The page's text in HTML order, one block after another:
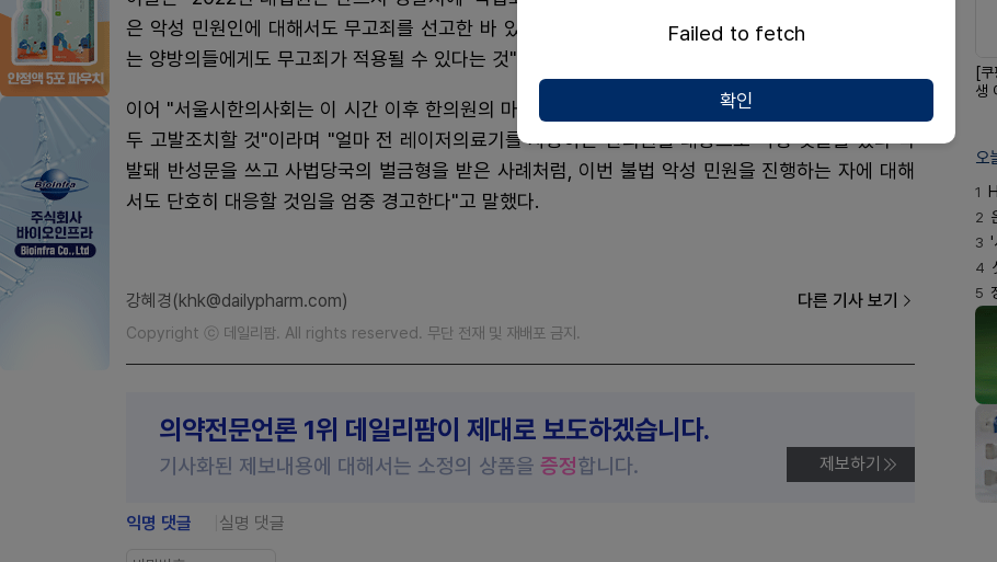
은 악성 민원인에 대해서도 무고죄를 선고한 바 있다"며 "이는 마취크림 사용에 대해 악성 민원을 넣
는 양방의들에게도 무고죄가 적용될 수 있다는 것"이라고 주장했다.
이어 "서울시한의사회는 이 시간 이후 한의원의 마취크림 사용에 대해 불법 악성 민원을 넣는 자는 모
두 고발조치할 것"이라며 "얼마 전 레이저의료기를 사용하는 한의원을 대상으로 악성 댓글을 썼다 적
발돼 반성문을 쓰고 사법당국의 벌금형을 받은 사례처럼, 이번 불법 악성 민원을 진행하는 자에 대해
서도 단호히 대응할 것임을 엄중 경고한다"고 말했다.
강혜경(khk@dailypharm.com) 다른 기사 보기
Copyright ⓒ 데일리팜. All rights reserved. 무단 전재 및 재배포 금지.
의약전문언론 1위 데일리팜이 제대로 보도하겠습니다.
기사화된 제보내용에 대해서는 소정의 상품을 증정합니다. 제보하기
익명 댓글 실명 댓글
[
생
오
1
2
3 '
4
5
Failed to fetch
확인